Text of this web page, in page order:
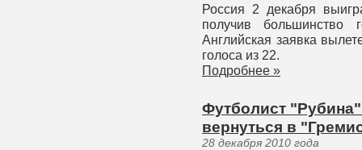
Россия 2 декабря
получив большинство
Английская заявка
голоса из 22.
Подробнее »
Футболист
вернуться в
28 декабря 2010 года